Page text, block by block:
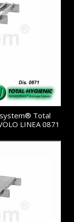
Total
LINEA 0871